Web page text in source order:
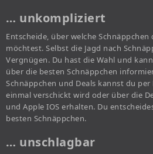
… unkompliziert
Entscheide, über welche
möchtest. Selbst die Jagd nach
Vergnügen. Du hast die Wahl und
über die besten Schnäppchen
Schnäppchen und Deals kannst du
einmal verschickt wird oder über die
und Apple IOS erhalten. Du
besten Schnäppchen.
… unschlagbar